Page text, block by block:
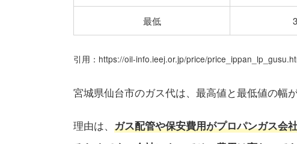
最低
引用：https://oil-info.ieej.or.jp/price/
宮城県仙台市のガス代は、最高値と最低値の幅
理由は、 ガス配管や保安費用がプロパンガス会